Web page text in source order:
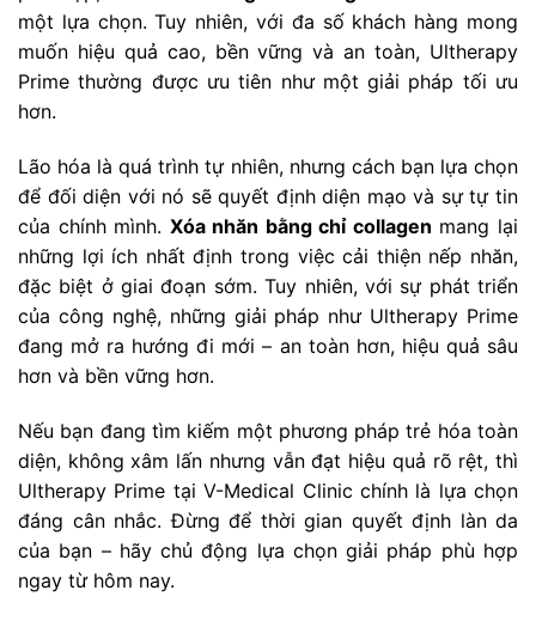
một lựa chọn. Tuy nhiên, với đa số khách hàng mong
muốn hiệu quả cao, bền vững và an toàn, Ultherapy
Prime thường được ưu tiên như một giải pháp tối ưu
hơn.
Lão hóa là quá trình tự nhiên, nhưng cách bạn lựa chọn
để đối diện với nó sẽ quyết định diện mạo và sự tự tin
của chính mình. Xóa nhăn bằng chỉ collagen mang lại
những lợi ích nhất định trong việc cải thiện nếp nhăn,
đặc biệt ở giai đoạn sớm. Tuy nhiên, với sự phát triển
của công nghệ, những giải pháp như Ultherapy Prime
đang mở ra hướng đi mới – an toàn hơn, hiệu quả sâu
hơn và bền vững hơn.
Nếu bạn đang tìm kiếm một phương pháp trẻ hóa toàn
diện, không xâm lấn nhưng vẫn đạt hiệu quả rõ rệt, thì
Ultherapy Prime tại V-Medical Clinic chính là lựa chọn
đáng cân nhắc. Đừng để thời gian quyết định làn da
của bạn – hãy chủ động lựa chọn giải pháp phù hợp
ngay từ hôm nay.